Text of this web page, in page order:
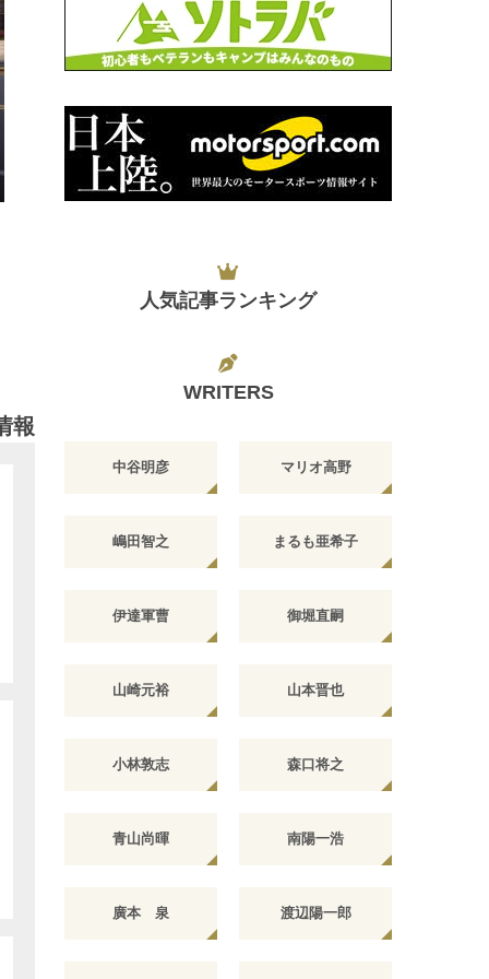
報
人気記事ランキング
WRITERS
中谷明彦 マリオ高野
嶋田智之 まるも亜希子
伊達軍曹 御堀直嗣
山崎元裕 山本晋也
小林敦志 森口将之
青山尚暉 南陽一浩
廣本 泉 渡辺陽一郎